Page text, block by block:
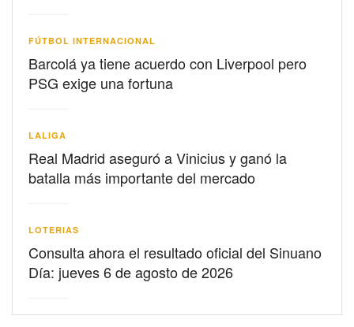
FÚTBOL INTERNACIONAL
Barcolá ya tiene acuerdo con Liverpool pero
PSG exige una fortuna
LALIGA
Real Madrid aseguró a Vinicius y ganó la
batalla más importante del mercado
LOTERIAS
Consulta ahora el resultado oficial del Sinuano
Día: jueves 6 de agosto de 2026